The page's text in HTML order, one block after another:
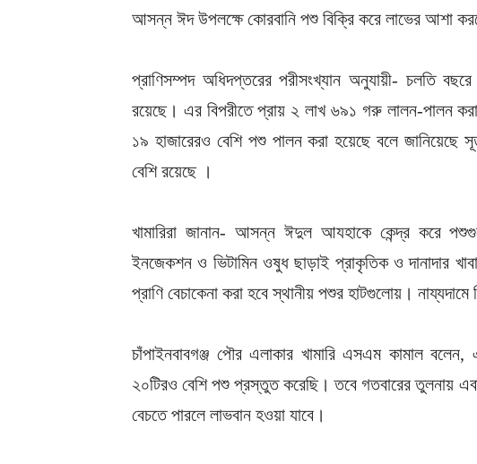
আসন্ন ঈদ উপলক্ষে কোরবানি পশু বিক্রি করে লাভের আশা
প্রাণিসম্পদ অধিদপ্তরের পরীসংখ্যান অনুযায়ী- চলতি
রয়েছে। এর বিপরীতে প্রায় ২ লাখ ৬৯১ গরু লালন-পালন
১৯ হাজারেরও বেশি পশু পালন করা হয়েছে বলে জানিয়েছে
বেশি রয়েছে ।
খামারিরা জানান- আসন্ন ঈদুল আযহাকে কেন্দ্র করে
ইনজেকশন ও ভিটামিন ওষুধ ছাড়াই প্রাকৃতিক ও দানাদার
প্রাণি বেচাকেনা করা হবে স্থানীয় পশুর হাটগুলোয়।
চাঁপাইনবাবগঞ্জ পৌর এলাকার খামারি এসএম কামাল
২০টিরও বেশি পশু প্রস্তুত করেছি। তবে গতবারের তুলনায়
বেচতে পারলে লাভবান হওয়া যাবে।